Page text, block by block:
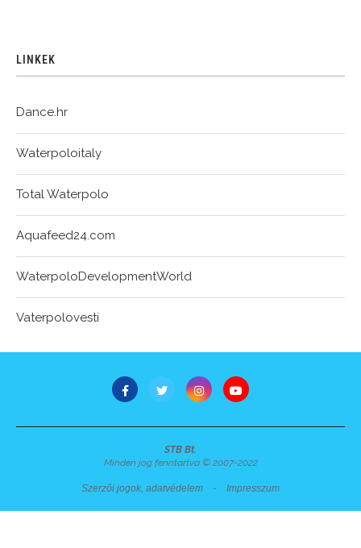
LINKEK
Dance.hr
Waterpoloitaly
Total Waterpolo
Aquafeed24.com
WaterpoloDevelopmentWorld
Vaterpolovesti
STB Bt.
Minden jog fenntartva © 2007-2022
Szerzői jogok, adatvédelem - Impresszum